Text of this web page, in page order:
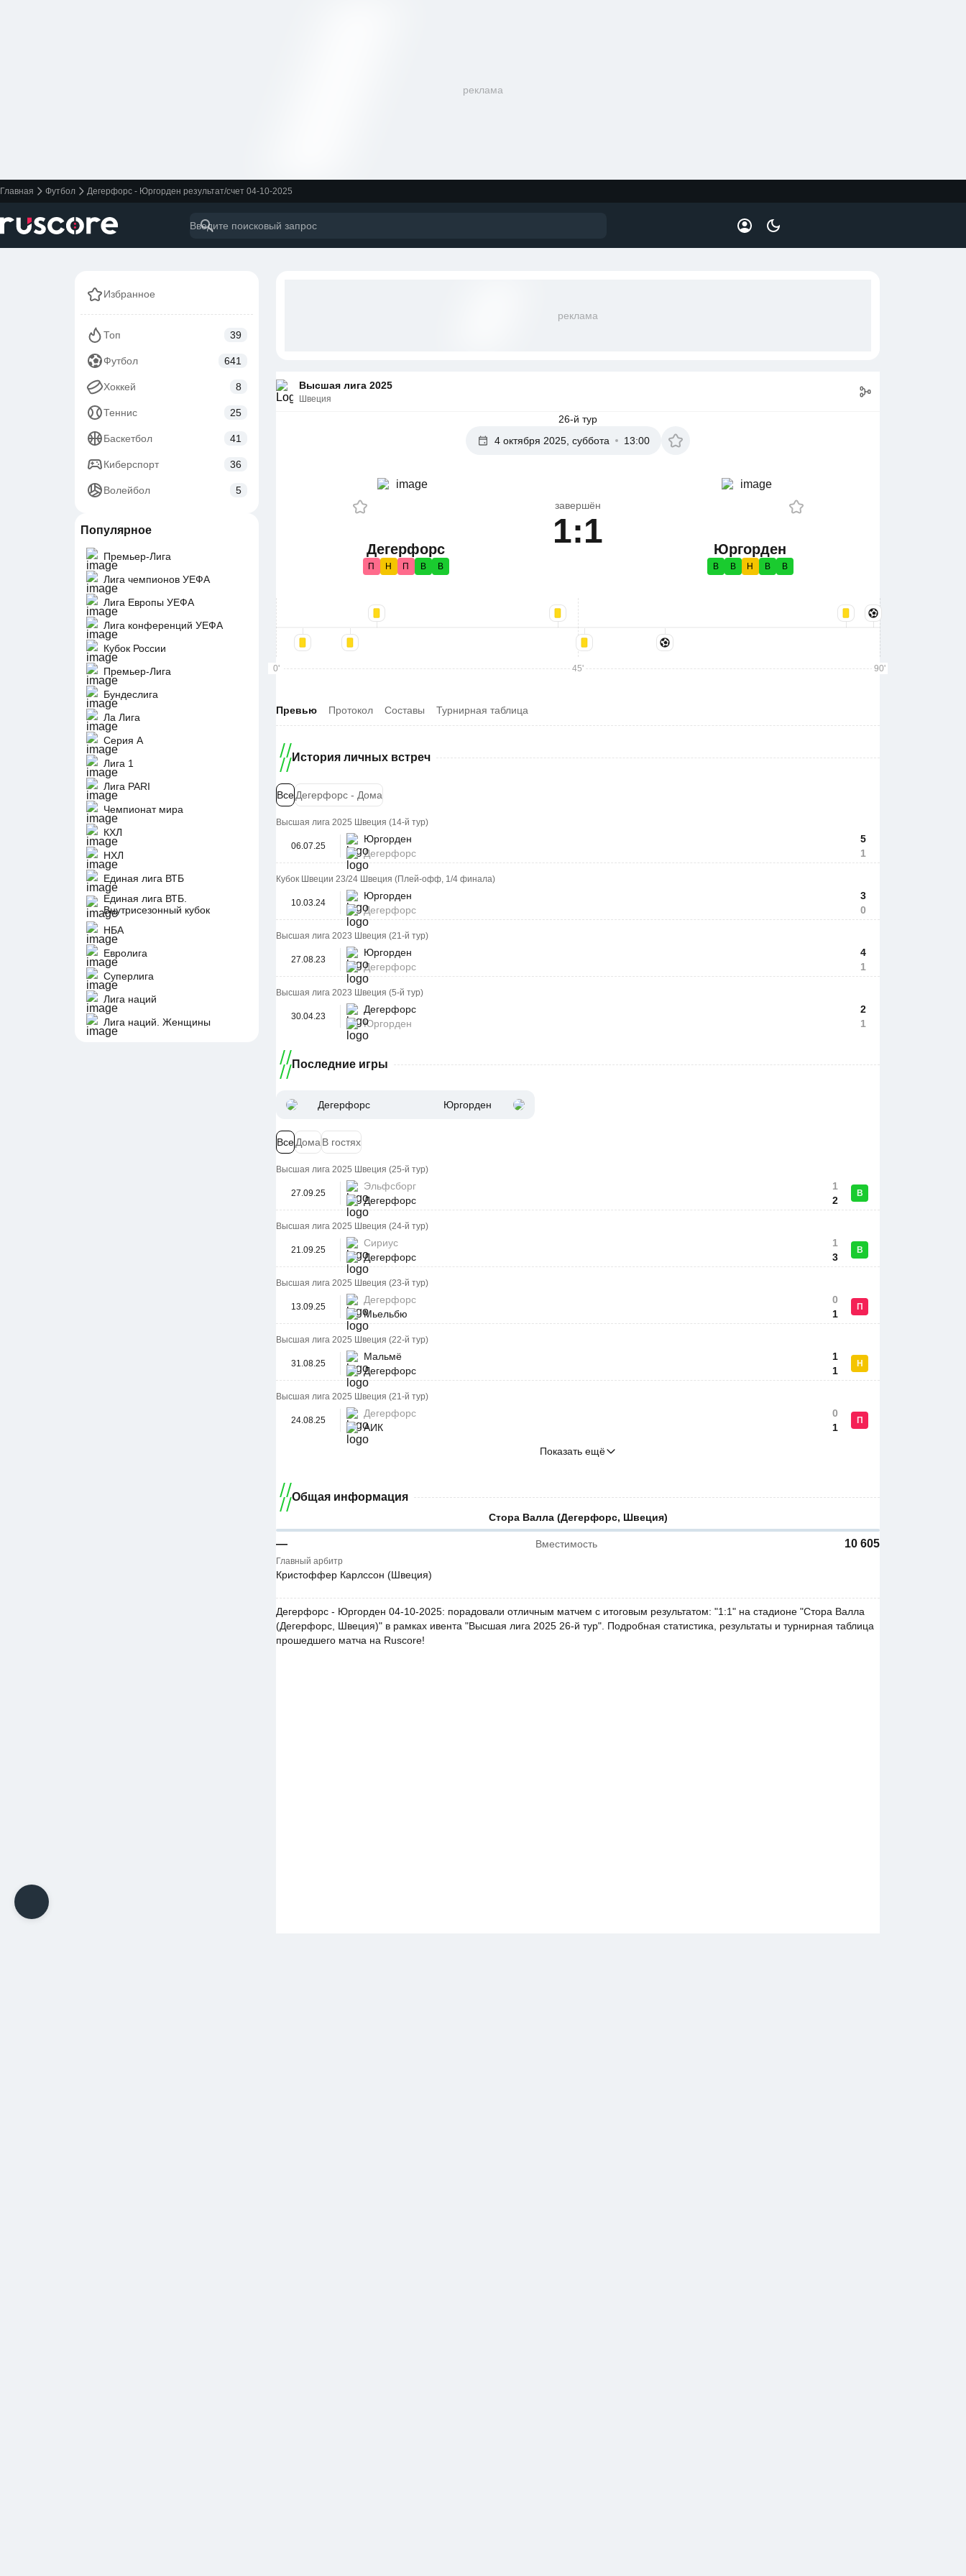
реклама
Главная Футбол Дегерфорс - Юргорден результат/счет 04-10-2025
Избранное
Топ 39
Футбол 641
Хоккей 8
Теннис 25
Баскетбол 41
Киберспорт 36
Волейбол 5
Популярное
Премьер-Лига
Лига чемпионов УЕФА
Лига Европы УЕФА
Лига конференций УЕФА
Кубок России
Премьер-Лига
Бундеслига
Ла Лига
Серия А
Лига 1
Лига PARI
Чемпионат мира
КХЛ
НХЛ
Единая лига ВТБ
Единая лига ВТБ.
Внутрисезонный кубок
НБА
Евролига
Суперлига
Лига наций
Лига наций. Женщины
реклама
Высшая лига 2025
Швеция
26-й тур
4 октября 2025, суббота
13:00
Дегерфорс
П Н П В В
завершён
1:1 Юргорден
В В Н В В
0' 45' 90'
Превью Протокол Составы Турнирная таблица
История личных встреч
ВсеДегерфорс - Дома
Высшая лига 2025 Швеция (14-й тур)
06.07.25
Юргорден
Дегерфорс
5
1
Кубок Швеции 23/24 Швеция (Плей-офф, 1/4 финала)
10.03.24
Юргорден
Дегерфорс
3
0
Высшая лига 2023 Швеция (21-й тур)
27.08.23
Юргорден
Дегерфорс
4
1
Высшая лига 2023 Швеция (5-й тур)
30.04.23
Дегерфорс
Юргорден
2
1
Последние игры
Дегерфорс Юргорден
ВсеДома В гостях
Высшая лига 2025 Швеция (25-й тур)
27.09.25
Эльфсборг
Дегерфорс
1
2
В
Высшая лига 2025 Швеция (24-й тур)
21.09.25
Сириус
Дегерфорс
1
3
В
Высшая лига 2025 Швеция (23-й тур)
13.09.25
Дегерфорс
Мьельбю
0
1
П
Высшая лига 2025 Швеция (22-й тур)
31.08.25
Мальмё
Дегерфорс
1
1
Н
Высшая лига 2025 Швеция (21-й тур)
24.08.25
Дегерфорс
АИК
0
1
П
Показать ещё
Общая информация
Стора Валла (Дегерфорс, Швеция)
— Вместимость 10 605
Главный арбитр
Кристоффер Карлссон (Швеция)
Дегерфорс - Юргорден 04-10-2025: порадовали отличным матчем с итоговым результатом: "1:1" на стадионе "Стора Валла
(Дегерфорс, Швеция)" в рамках ивента "Высшая лига 2025 26-й тур". Подробная статистика, результаты и турнирная таблица
прошедшего матча на Ruscore!